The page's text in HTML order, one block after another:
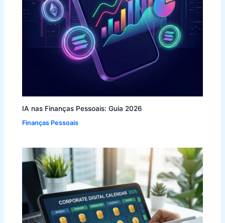
IA nas Finanças Pessoais: Guia 2026
Finanças Pessoais